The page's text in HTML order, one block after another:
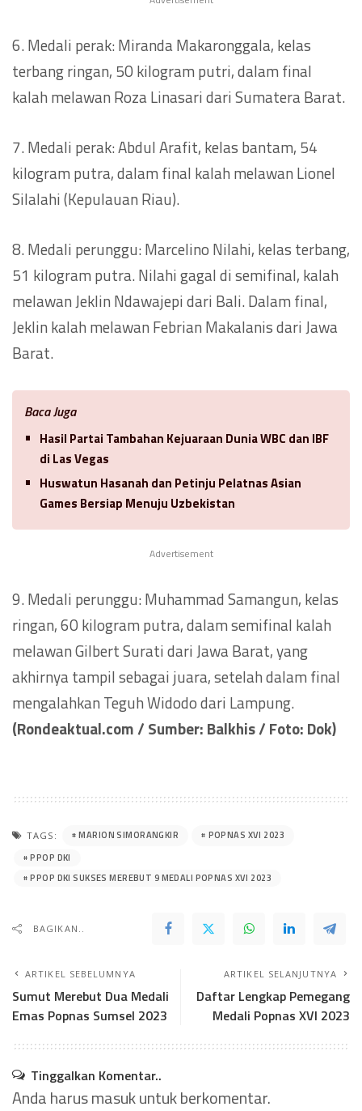
6. Medali perak: Miranda Makaronggala, kelas
terbang ringan, 50 kilogram putri, dalam final
kalah melawan Roza Linasari dari Sumatera Barat.
7. Medali perak: Abdul Arafit, kelas bantam, 54
kilogram putra, dalam final kalah melawan Lionel
Silalahi (Kepulauan Riau).
8. Medali perunggu: Marcelino Nilahi, kelas terbang,
51 kilogram putra. Nilahi gagal di semifinal, kalah
melawan Jeklin Ndawajepi dari Bali. Dalam final,
Jeklin kalah melawan Febrian Makalanis dari Jawa
Barat.
Baca Juga
Hasil Partai Tambahan Kejuaraan Dunia WBC dan IBF
di Las Vegas
Huswatun Hasanah dan Petinju Pelatnas Asian
Games Bersiap Menuju Uzbekistan
Advertisement
9. Medali perunggu: Muhammad Samangun, kelas
ringan, 60 kilogram putra, dalam semifinal kalah
melawan Gilbert Surati dari Jawa Barat, yang
akhirnya tampil sebagai juara, setelah dalam final
mengalahkan Teguh Widodo dari Lampung.
(Rondeaktual.com / Sumber: Balkhis / Foto: Dok)
TAGS: MARION SIMORANGKIR
POPNAS XVI 2023
PPOP DKI
PPOP DKI SUKSES MEREBUT 9 MEDALI POPNAS XVI 2023
BAGIKAN..
ARTIKEL SEBELUMNYA
Sumut Merebut Dua Medali
Emas Popnas Sumsel 2023
ARTIKEL SELANJUTNYA
Daftar Lengkap Pemegang
Medali Popnas XVI 2023
Tinggalkan Komentar..
Anda harusmasukuntuk berkomentar.